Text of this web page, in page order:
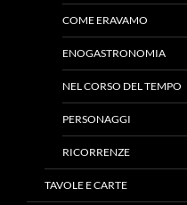
COME ERAVAMO
ENOGASTRONOMIA
NEL CORSO DEL TEMPO
PERSONAGGI
RICORRENZE
TAVOLE E CARTE